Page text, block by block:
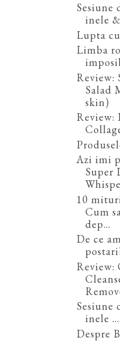
Sesiune
inele
Lupta
Limba
Review:
Salad
skin)
Review:
Azi imi
Super
10
Cum
dep...
De ce
Review:
Sesiune
inele
Despre